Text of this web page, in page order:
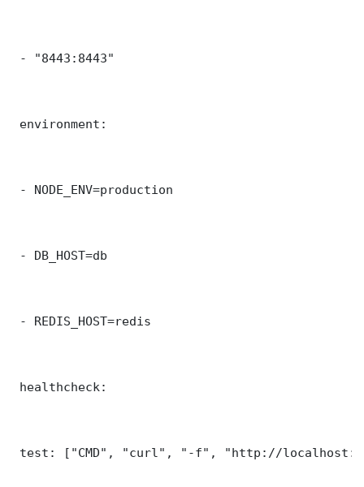
- "8443:8443"
environment:
- NODE_ENV=production
- DB_HOST=db
- REDIS_HOST=redis
healthcheck:
test: ["CMD", "curl", "-f", "http://